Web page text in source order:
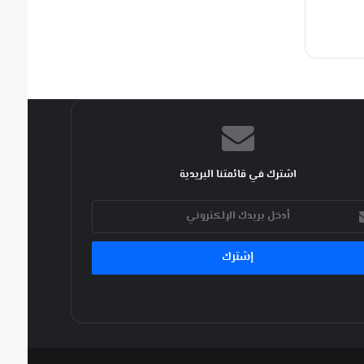
اشترك في قائمتنا البريدية